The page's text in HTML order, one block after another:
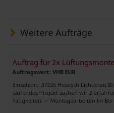
Weitere Aufträge
Auftrag für 2x
Auftragswert: VHB EUR
Einsatzort: 37235 Hessisch Lichtenau
laufendes Projekt suchen wir 2
Tätigkeiten: ✅ Montagearbeiten im